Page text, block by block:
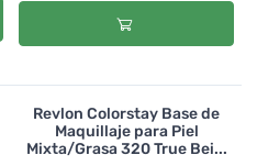
Revlon Colorstay Base de
Maquillaje para Piel
Mixta/Grasa 320 True Bei...